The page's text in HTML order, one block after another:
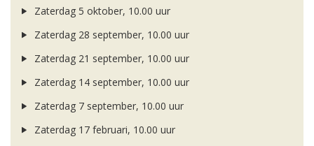
Zaterdag 5 oktober, 10.00 uur
Zaterdag 28 september, 10.00 uur
Zaterdag 21 september, 10.00 uur
Zaterdag 14 september, 10.00 uur
Zaterdag 7 september, 10.00 uur
Zaterdag 17 februari, 10.00 uur